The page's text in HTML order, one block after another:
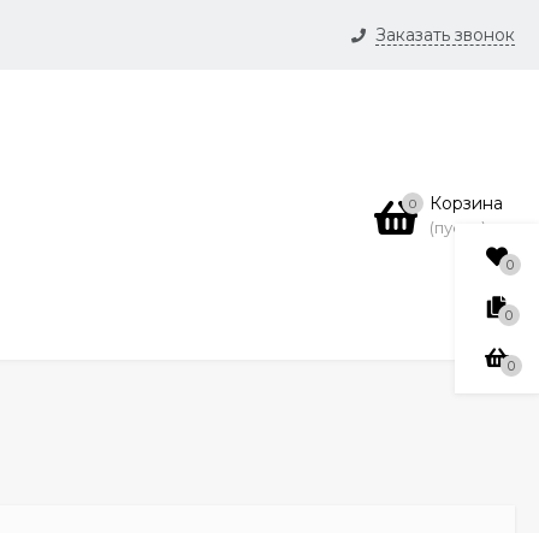
Заказать звонок
0 Корзина
(пусто)
0
0
0